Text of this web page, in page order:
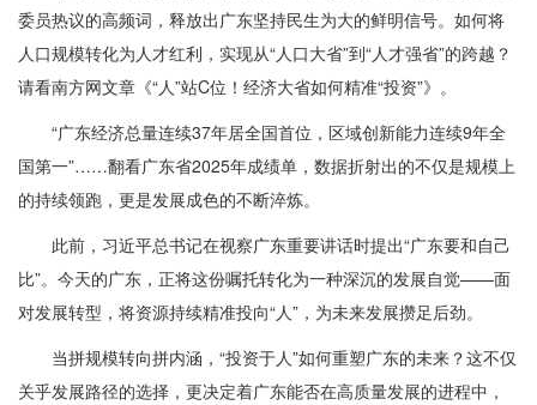
委员热议的高频词，释放出广东坚持民生为大的鲜明信号。如何将
人口规模转化为人才红利，实现从“人口大省”到“人才强省”的跨越？
请看南方网文章《“人”站C位！经济大省如何精准“投资”》。
“广东经济总量连续37年居全国首位，区域创新能力连续9年全
国第一”……翻看广东省2025年成绩单，数据折射出的不仅是规模上
的持续领跑，更是发展成色的不断淬炼。
此前，习近平总书记在视察广东重要讲话时提出“广东要和自己
比”。今天的广东，正将这份嘱托转化为一种深沉的发展自觉——面
对发展转型，将资源持续精准投向“人”，为未来发展攒足后劲。
当拼规模转向拼内涵，“投资于人”如何重塑广东的未来？这不仅
关乎发展路径的选择，更决定着广东能否在高质量发展的进程中，